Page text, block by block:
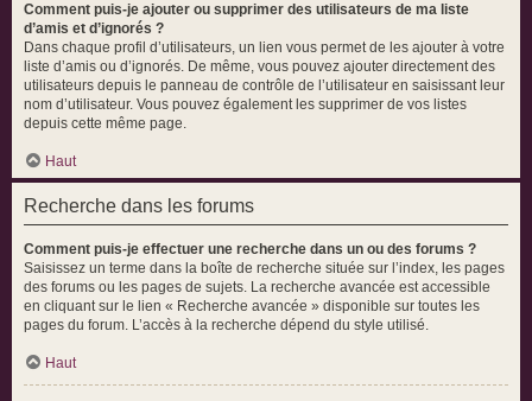
Comment puis-je ajouter ou supprimer des utilisateurs de ma liste
d’amis et d’ignorés ?
Dans chaque profil d’utilisateurs, un lien vous permet de les ajouter à votre
liste d’amis ou d’ignorés. De même, vous pouvez ajouter directement des
utilisateurs depuis le panneau de contrôle de l’utilisateur en saisissant leur
nom d’utilisateur. Vous pouvez également les supprimer de vos listes
depuis cette même page.
Haut
Recherche dans les forums
Comment puis-je effectuer une recherche dans un ou des forums ?
Saisissez un terme dans la boîte de recherche située sur l’index, les pages
des forums ou les pages de sujets. La recherche avancée est accessible
en cliquant sur le lien « Recherche avancée » disponible sur toutes les
pages du forum. L’accès à la recherche dépend du style utilisé.
Haut